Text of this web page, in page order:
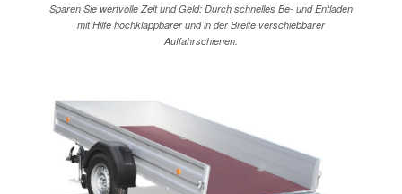
Sparen Sie wertvolle Zeit und Geld: Durch schnelles Be- und Entladen
mit Hilfe hochklappbarer und in der Breite verschiebbarer
Auffahrschienen.